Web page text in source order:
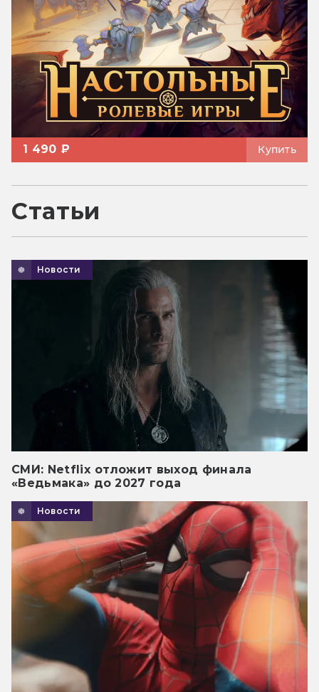
1 490 ₽ Купить
Статьи
Новости
СМИ: Netflix отложит выход финала
«Ведьмака» до 2027 года
Новости